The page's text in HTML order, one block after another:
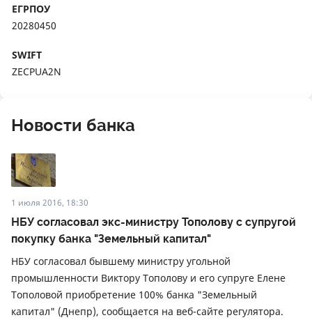
ЕГРПОУ
20280450
SWIFT
ZECPUA2N
Новости банка
1 июля 2016, 18:30
НБУ согласовал экс-министру Тополову с супругой
покупку банка "Земельный капитал"
НБУ согласовал бывшему министру угольной
промышленности Виктору Тополову и его супруге Елене
Тополовой приобретение 100% банка "Земельный
капитал" (Днепр), сообщается на веб-сайте регулятора.